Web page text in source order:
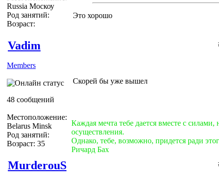
Russia Москоу
Род занятий:
Возраст:
Это хорошо
Vadim
Members
48 сообщений
Местоположение:
Belarus Minsk
Род занятий:
Возраст: 35
Скорей бы уже вышел
Каждая мечта тебе дается вместе с
осуществления.
Однако, тебе, возможно, придется ради
Ричард Бах
MurderouS